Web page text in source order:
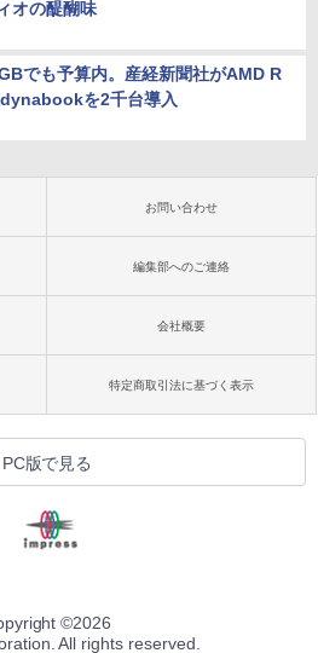
オの醍醐味
でも予算内。産経新聞社がAMD R
を2千台導入
お問い合わせ
編集部へのご連絡
会社概要
特定商取引法に基づく表示
PC版で見る
©2026
All rights reserved.